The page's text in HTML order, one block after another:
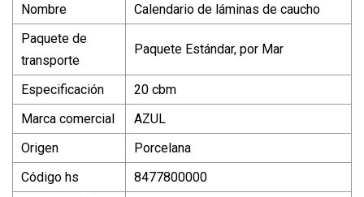
Nombre
Calendario de láminas de caucho
Paquete de
transporte
Paquete Estándar, por Mar
Especificación
20 cbm
Marca comercial
AZUL
Origen
Porcelana
Código hs
8477800000